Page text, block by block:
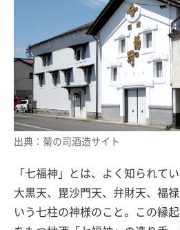
出典：菊の司酒造サイト
「七福神」とは、よく知られて
大黒天、毘沙門天、弁財天、福
いう七柱の神様のこと。この縁